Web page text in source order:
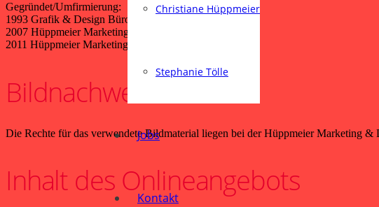
Christiane Hüppmeier
Stephanie Tölle
Jobs
Kontakt
Gegründet/Umfirmierung:
1993 Grafik & Design Büro GmbH
2007 Hüppmeier Marketing & Design
2011 Hüppmeier Marketing & Design GmbH
Bildnachweise:
Die Rechte für das verwendete Bildmaterial liegen bei der Hüppmeier Marketing
Inhalt des Onlineangebots